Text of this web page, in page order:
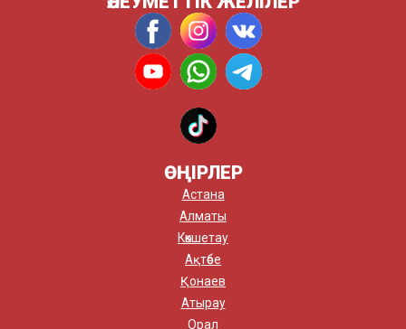
ӨҢІРЛЕР
Астана
Алматы
Көкшетау
Ақтөбе
Қонаев
Атырау
Орал